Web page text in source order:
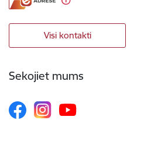
Visi kontakti
Sekojiet mums